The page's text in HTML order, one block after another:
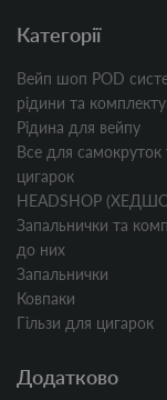
Категорії
Вейп шоп POD
рідини та
Рідина для вейпу
Все для самокруток
цигарок
HEADSHOP
Запальнички та
до них
Запальнички
Ковпаки
Гільзи для цигарок
Додатково